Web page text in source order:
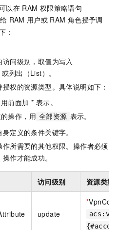
以在 RAM 权限策略语句
RAM 用户或 RAM 角色授予调
：
问级别，取值为写入
列出（List）。
权的资源类型。具体说明如下：
前面加 * 表示。
操作，用 全部资源 表示。
定义的条件关键字。
所需要的其他权限。操作者必须
作才能成功。
访问级别 资源类型
update
*